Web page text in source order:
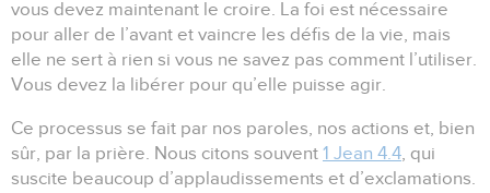
vous devez maintenant le croire. La foi est nécessaire
pour aller de l’avant et vaincre les défis de la vie, mais
elle ne sert à rien si vous ne savez pas comment l’utiliser.
Vous devez la libérer pour qu’elle puisse agir.
Ce processus se fait par nos paroles, nos actions et, bien
sûr, par la prière. Nous citons souvent 1 Jean 4.4, qui
suscite beaucoup d’applaudissements et d’exclamations.